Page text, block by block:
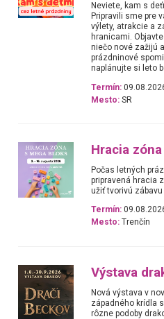
Neviete, kam s
Pripravili sme pre
výlety, atrakcie a
hranicami.
niečo nové zažijú
prázdninové
naplánujte si leto
Termín:
Mesto: SR
Hracia
Počas letných
pripravená hracia
užiť tvorivú
Termín:
Mesto: Trenčín
Výstava
Nová výstava v
západného krídla
rôzne podoby